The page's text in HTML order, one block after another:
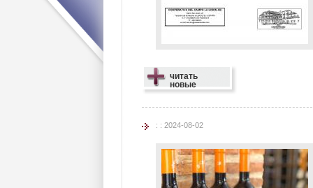
читать
новые
: : 2024-08-02